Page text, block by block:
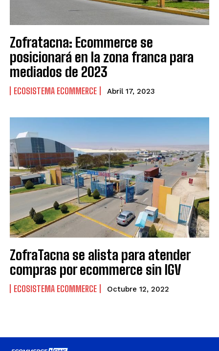
Zofratacna: Ecommerce se
posicionará en la zona franca para
mediados de 2023
ECOSISTEMA ECOMMERCE Abril 17, 2023
ZofraTacna se alista para atender
compras por ecommerce sin IGV
ECOSISTEMA ECOMMERCE Octubre 12, 2022